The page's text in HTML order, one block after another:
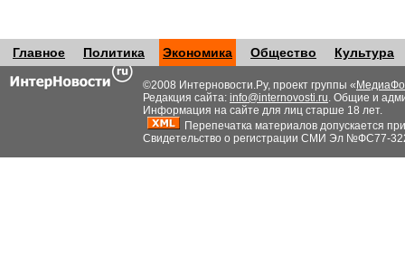
Главное Политика Экономика Общество Культура
©2008 Интерновости.Ру, проект группы «
Редакция сайта: info@internovosti.ru. Общие и
Информация на сайте для лиц старше 18 лет.
Перепечатка материалов допускается
Свидетельство о регистрации СМИ Эл №ФС77-